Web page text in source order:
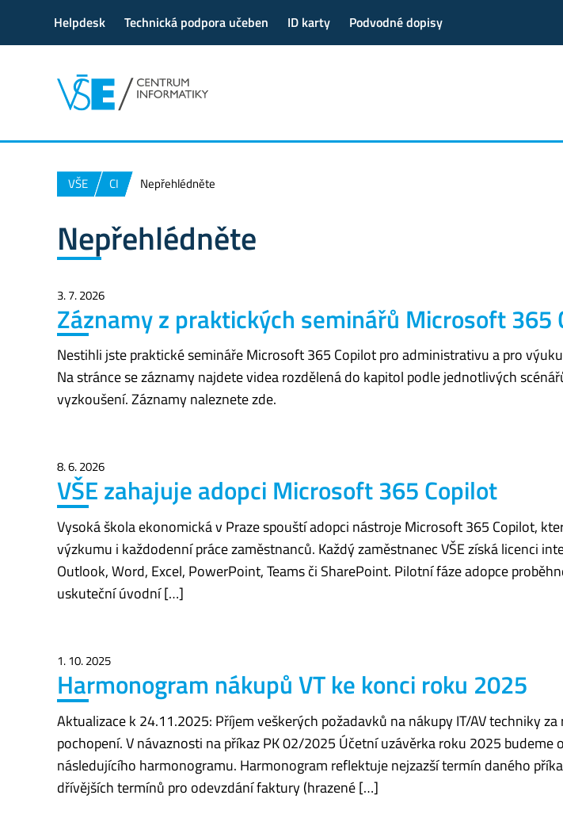
Helpdesk Technická podpora učeben ID karty Podvodné dopisy
VŠE CI Nepřehlédněte
Nepřehlédněte
3. 7. 2026
Záznamy z praktických seminářů Microsoft 365
Nestihli jste praktické semináře Microsoft 365 Copilot pro administrativu a pro
Na stránce se záznamy najdete videa rozdělená do kapitol podle jednotlivých
vyzkoušení. Záznamy naleznete zde.
8. 6. 2026
VŠE zahajuje adopci Microsoft 365 Copilot
Vysoká škola ekonomická v Praze spouští adopci nástroje Microsoft 365 Copilot,
výzkumu i každodenní práce zaměstnanců. Každý zaměstnanec VŠE získá licenci
Outlook, Word, Excel, PowerPoint, Teams či SharePoint. Pilotní fáze adopce
uskuteční úvodní […]
1. 10. 2025
Harmonogram nákupů VT ke konci roku 2025
Aktualizace k 24.11.2025: Příjem veškerých požadavků na nákupy IT/AV techniky
pochopení. V návaznosti na příkaz PK 02/2025 Účetní uzávěrka roku 2025
následujícího harmonogramu. Harmonogram reflektuje nejzazší termín daného
dřívějších termínů pro odevzdání faktury (hrazené […]